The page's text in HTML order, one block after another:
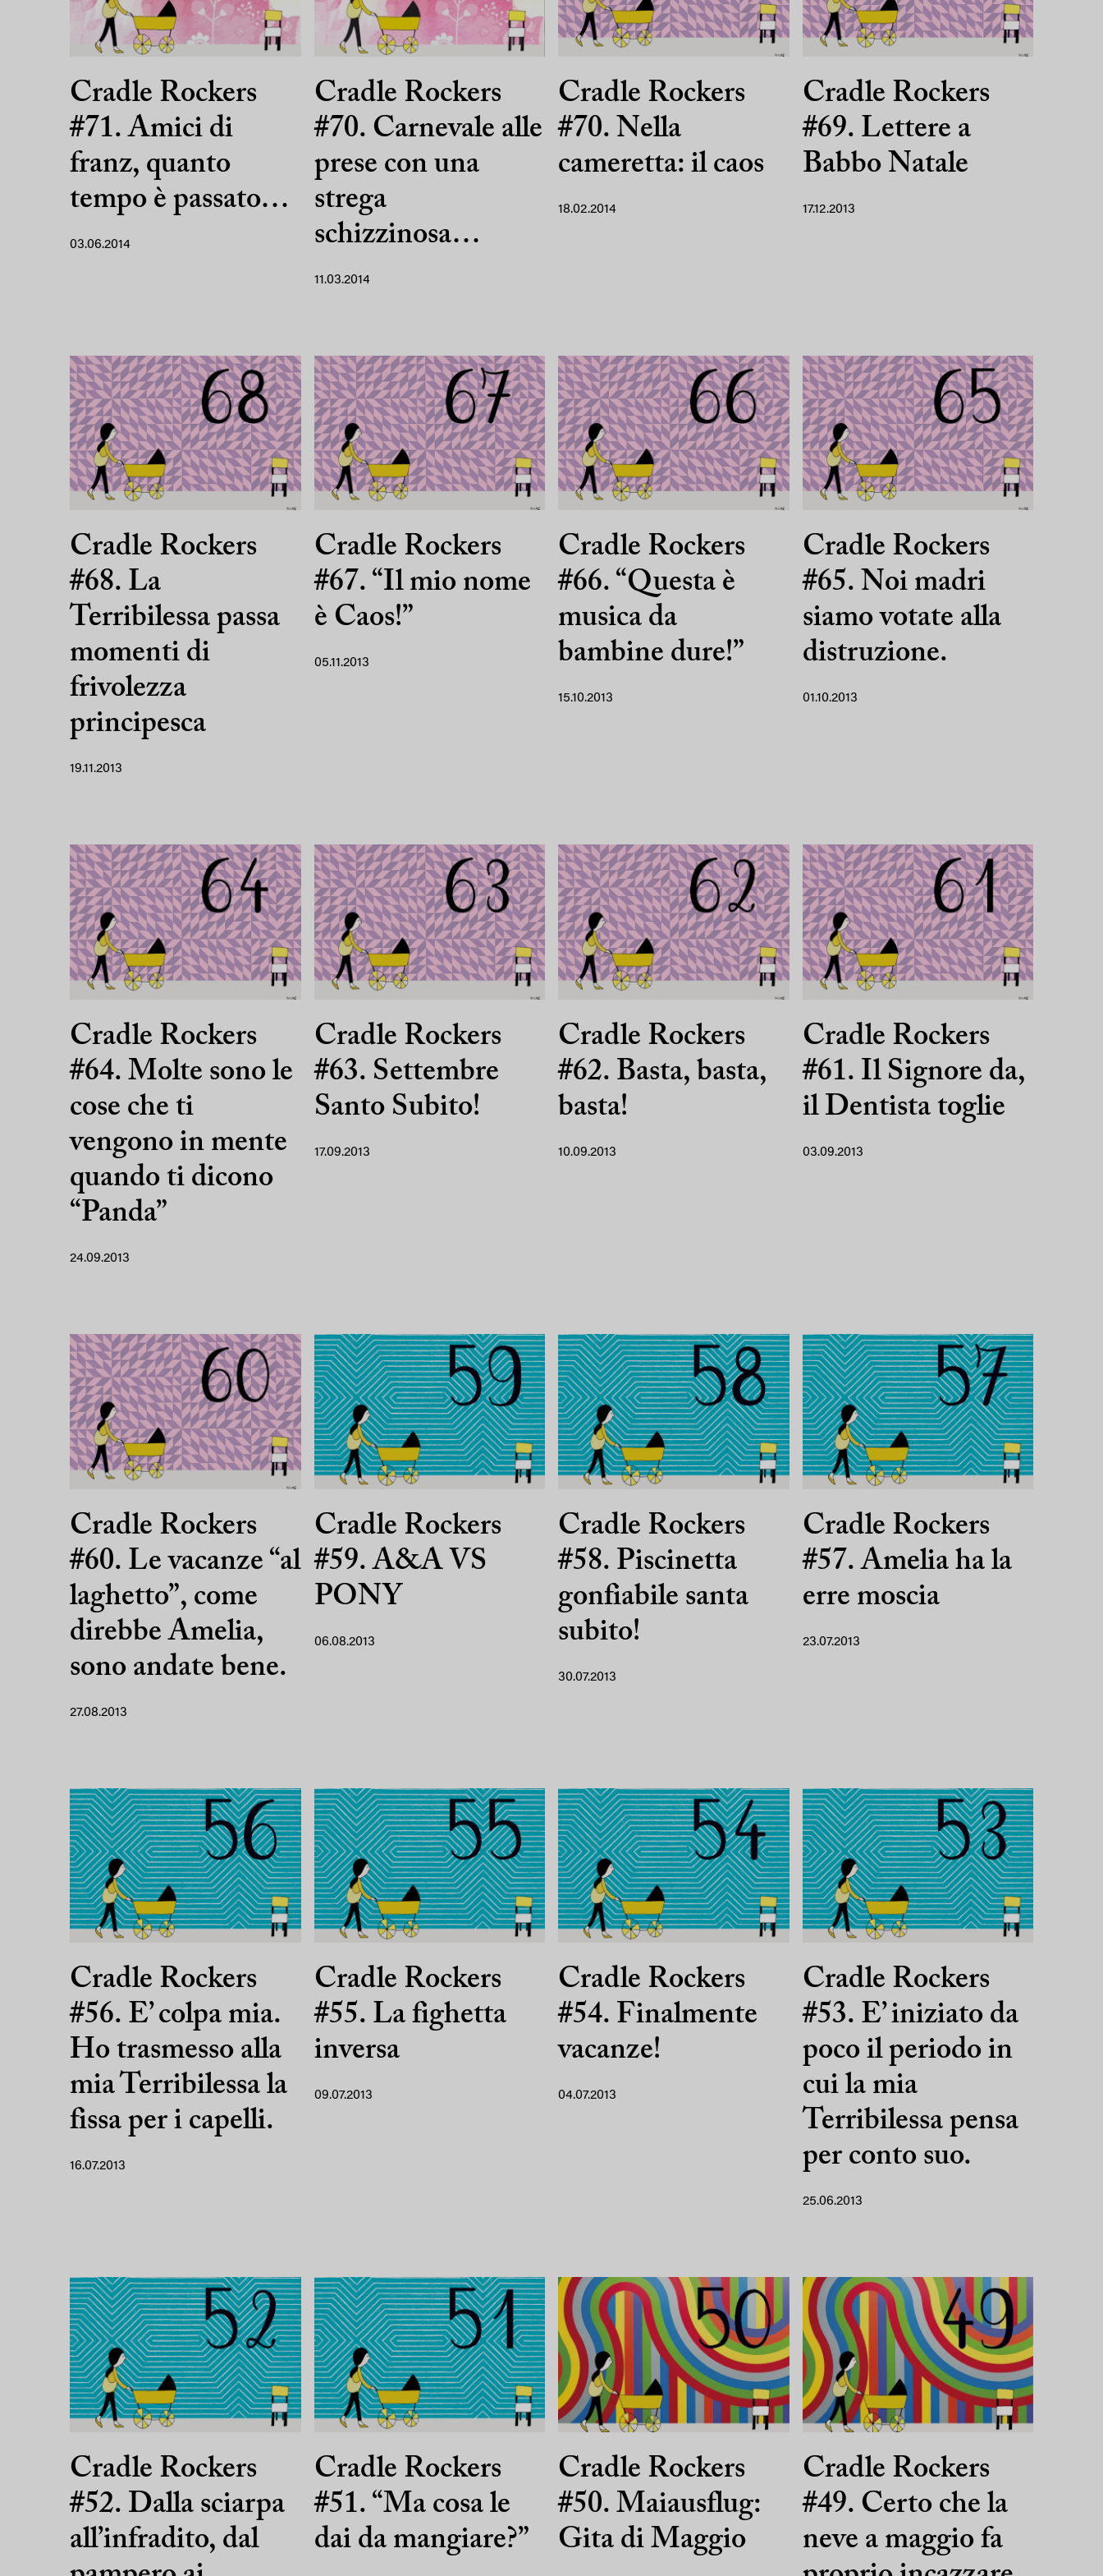
Cradle Rockers
#71. Amici di
franz, quanto
tempo è passato…
03.06.2014
Cradle Rockers
#70. Carnevale alle
prese con una
strega
schizzinosa…
11.03.2014
Cradle Rockers
#70. Nella
cameretta: il caos
18.02.2014
Cradle Rockers
#69. Lettere a
Babbo Natale
17.12.2013
Cradle Rockers
#68. La
Terribilessa passa
momenti di
frivolezza
principesca
19.11.2013
Cradle Rockers
#67. “Il mio nome
è Caos!”
05.11.2013
Cradle Rockers
#66. “Questa è
musica da
bambine dure!”
15.10.2013
Cradle Rockers
#65. Noi madri
siamo votate alla
distruzione.
01.10.2013
Cradle Rockers
#64. Molte sono le
cose che ti
vengono in mente
quando ti dicono
“Panda”
24.09.2013
Cradle Rockers
#63. Settembre
Santo Subito!
17.09.2013
Cradle Rockers
#62. Basta, basta,
basta!
10.09.2013
Cradle Rockers
#61. Il Signore da,
il Dentista toglie
03.09.2013
Cradle Rockers
#60. Le vacanze “al
laghetto”, come
direbbe Amelia,
sono andate bene.
27.08.2013
Cradle Rockers
#59. A&A VS
PONY
06.08.2013
Cradle Rockers
#58. Piscinetta
gonfiabile santa
subito!
30.07.2013
Cradle Rockers
#57. Amelia ha la
erre moscia
23.07.2013
Cradle Rockers
#56. E’ colpa mia.
Ho trasmesso alla
mia Terribilessa la
fissa per i capelli.
16.07.2013
Cradle Rockers
#55. La fighetta
inversa
09.07.2013
Cradle Rockers
#54. Finalmente
vacanze!
04.07.2013
Cradle Rockers
#53. E’ iniziato da
poco il periodo in
cui la mia
Terribilessa pensa
per conto suo.
25.06.2013
Cradle Rockers
#52. Dalla sciarpa
all’infradito, dal
Cradle Rockers
#51. “Ma cosa le
dai da mangiare?”
Cradle Rockers
#50. Maiausflug:
Gita di Maggio
Cradle Rockers
#49. Certo che la
neve a maggio fa